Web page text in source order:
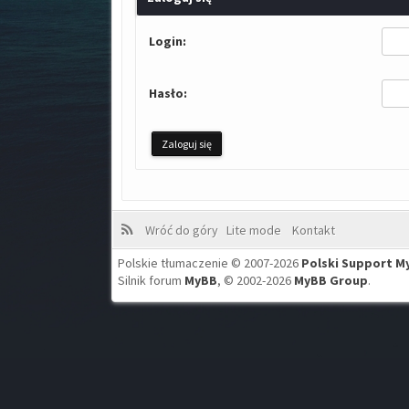
Login:
Hasło:
Wróć do góry Lite mode
Kontakt
Polskie tłumaczenie © 2007-2026 Polski Support
Silnik forum MyBB, © 2002-2026 MyBB Group.